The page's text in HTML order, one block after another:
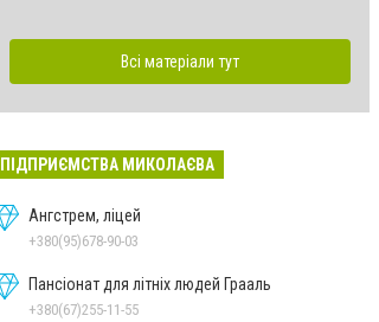
Всі матеріали тут
ПІДПРИЄМСТВА МИКОЛАЄВА
Ангстрем, ліцей
+380(95)678-90-03
Пансіонат для літніх людей Грааль
+380(67)255-11-55